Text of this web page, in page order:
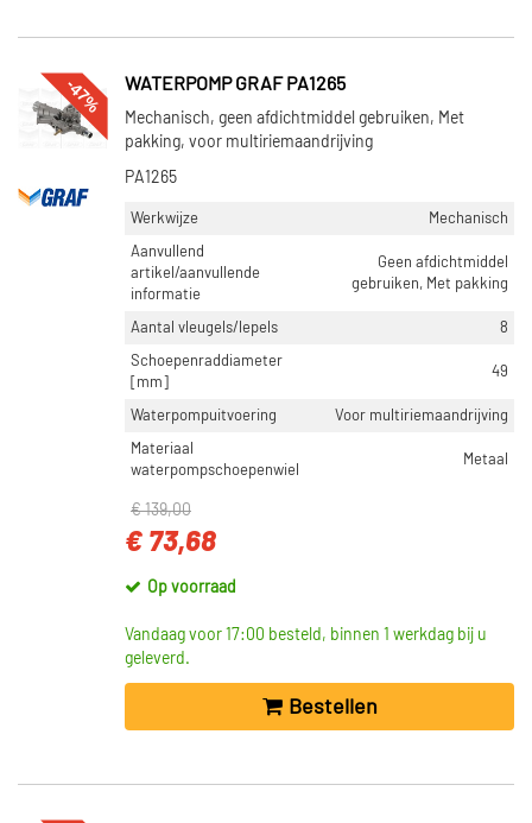
-47% WATERPOMP GRAF PA1265
Mechanisch, geen afdichtmiddel gebruiken, Met
pakking, voor multiriemaandrijving
PA1265
Werkwijze
Mechanisch
Aanvullend
artikel/aanvullende
informatie
Geen afdichtmiddel
gebruiken, Met pakking
Aantal vleugels/lepels
8
Schoepenraddiameter
[mm]
49
Waterpompuitvoering
Voor multiriemaandrijving
Materiaal
waterpompschoepenwiel
Metaal
€ 139,00
€ 73,68
Op voorraad
Vandaag voor 17:00 besteld, binnen 1 werkdag bij u
geleverd.
Bestellen